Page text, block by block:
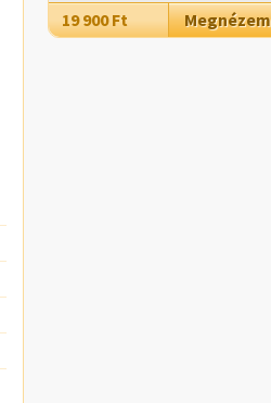
19 900 Ft Megnézem